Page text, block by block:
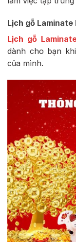
Lịch gỗ Laminate
Lịch gỗ
dành cho bạn
của mình.